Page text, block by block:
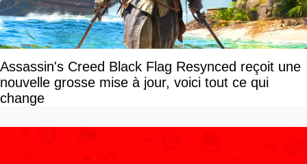
Assassin's Creed Black Flag Resynced reçoit une
nouvelle grosse mise à jour, voici tout ce qui
change